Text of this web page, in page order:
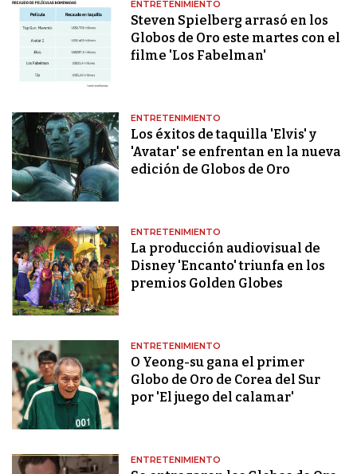
ENTRETENIMIENTO
Steven Spielberg arrasó en los
Globos de Oro este martes con el
filme 'Los Fabelman'
ENTRETENIMIENTO
Los éxitos de taquilla 'Elvis' y
'Avatar' se enfrentan en la nueva
edición de Globos de Oro
ENTRETENIMIENTO
La producción audiovisual de
Disney 'Encanto' triunfa en los
premios Golden Globes
ENTRETENIMIENTO
O Yeong-su gana el primer
Globo de Oro de Corea del Sur
por 'El juego del calamar'
ENTRETENIMIENTO